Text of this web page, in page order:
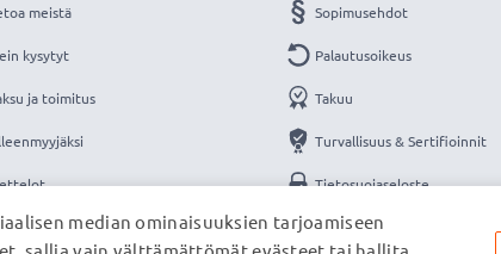
meistä
kysytyt
ja toimitus
Sopimusehdot
Palautusoikeus
Takuu
Turvallisuus & Sertifioinnit
Tietosuojaseloste
Yritystiedot
median ominaisuuksien tarjoamiseen